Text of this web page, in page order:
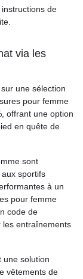
de
via les
une sélection
pour femme
offrant une option
en quête de
sont
sportifs
à un
pour femme
code de
les entraînements
une solution
vêtements de